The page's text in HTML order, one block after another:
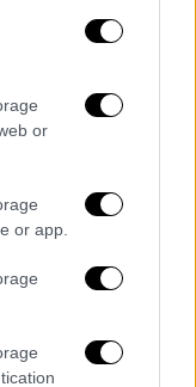
or
or app.
πολιτείες
τη Βόρεια